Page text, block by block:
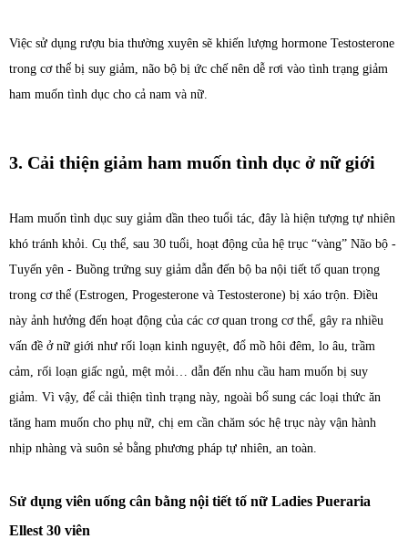
Việc sử dụng rượu bia thường xuyên sẽ khiến lượng hormone Testosterone
trong cơ thể bị suy giảm, não bộ bị ức chế nên dễ rơi vào tình trạng giảm
ham muốn tình dục cho cả nam và nữ.
3. Cải thiện giảm ham muốn tình dục ở nữ giới
Ham muốn tình dục suy giảm dần theo tuổi tác, đây là hiện tượng tự nhiên
khó tránh khỏi. Cụ thể, sau 30 tuổi, hoạt động của hệ trục “vàng” Não bộ -
Tuyến yên - Buồng trứng suy giảm dẫn đến bộ ba nội tiết tố quan trọng
trong cơ thể (Estrogen, Progesterone và Testosterone) bị xáo trộn. Điều
này ảnh hưởng đến hoạt động của các cơ quan trong cơ thể, gây ra nhiều
vấn đề ở nữ giới như rối loạn kinh nguyệt, đổ mồ hôi đêm, lo âu, trầm
cảm, rối loạn giấc ngủ, mệt mỏi… dẫn đến nhu cầu ham muốn bị suy
giảm. Vì vậy, để cải thiện tình trạng này, ngoài bổ sung các loại thức ăn
tăng ham muốn cho phụ nữ, chị em cần chăm sóc hệ trục này vận hành
nhịp nhàng và suôn sẻ bằng phương pháp tự nhiên, an toàn.
Sử dụng viên uống cân bằng nội tiết tố nữ Ladies Pueraria
Ellest 30 viên